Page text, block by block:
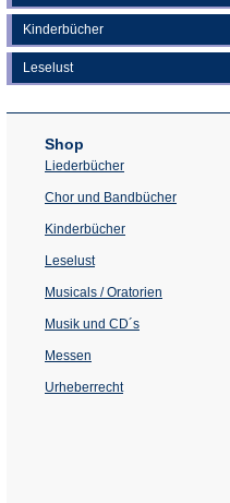
Kinderbücher
Leselust
Shop
Liederbücher
Chor und Bandbücher
Kinderbücher
Leselust
Musicals / Oratorien
Musik und CD´s
Messen
Urheberrecht